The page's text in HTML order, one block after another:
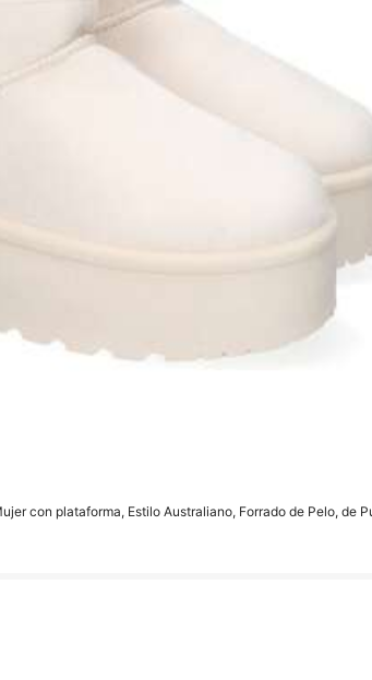
con plataforma, Estilo Australiano, Forrado de Pelo, de